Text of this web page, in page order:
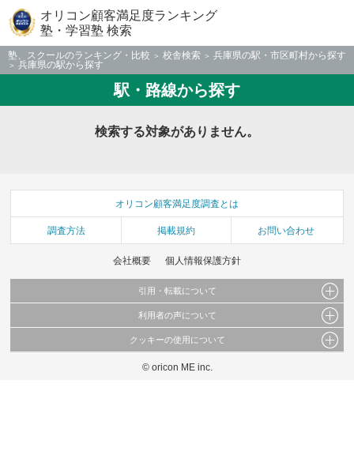
オリコン顧客満足度ランキング
塾・学習塾 検索
塾、スクールのランキング・比較 校舎検索
兵庫県の駅・市区町村から探す
兵庫県の駅から探す
駅・路線から探す
検索する対象がありません。
オリコン顧客満足度調査とは
調査方法 掲載規約 お問い合わせ
会社概要 個人情報保護方針
引用・転載について
当サイトで公開されている情報（文字、写真、イラスト、画像データ等）及びこれらの配
これらの情報を権利者の許可なく無断転載・複製などの二次利用を行うことは固く禁じて
利用者の声について
当サイトに掲載している内容はすべてサービスの利用者が提出された見解・感想です。
弊社の見解・ 意見ではないことをご理解いただいた上でご覧ください。
クッキーの使用について
このサイトでは Cookie を使用して、ユーザーに合わせたコンテンツや広告の表示、ソー
© oricon ME inc.